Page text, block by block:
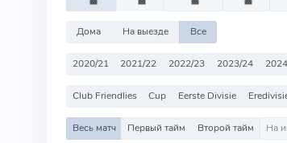
Дома На выезде Все
2020/21 2021/22 2022/23 2023/24 2024
Club Friendlies Cup Eerste Divisie
Весь матч Первый тайм Второй тайм